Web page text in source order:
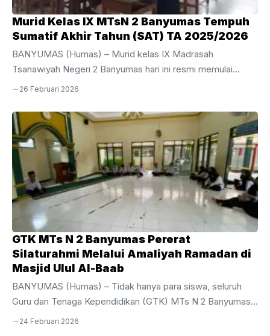
Murid Kelas IX MTsN 2 Banyumas Tempuh
Sumatif Akhir Tahun (SAT) TA 2025/2026
BANYUMAS (Humas) – Murid kelas IX Madrasah
Tsanawiyah Negeri 2 Banyumas hari ini resmi memulai
perjuangan mereka dalam pelaksanaan Sumatif Akhir Tahun
siswa tingkat akhir ini dijadwalkan berlangsung selama
sepekan, mulai dari Kamis, 26 Februari hingga Jumat, 6
Maret 2026.Pelaksanaan SAT kali ini dipusatkan di area
gedung depan MTsN 2 Banyumas dengan menggunakan 10
ruang kelas yang telah disiapkan secara maksimal untuk
menjamin kenyamanan dan ketenangan siswa selama
mengerjakan soal. Bertindak sebagai ...
26 Februari 2026
GTK MTs N 2 Banyumas Pererat
Silaturahmi Melalui Amaliyah Ramadan di
Masjid Ulul Al-Baab
BANYUMAS (Humas) – Tidak hanya para siswa, seluruh
Guru dan Tenaga Kependidikan (GTK) MTs N 2 Banyumas
juga turut aktif menyemarakkan bulan suci melalui rangkaian
24 Februari 2026